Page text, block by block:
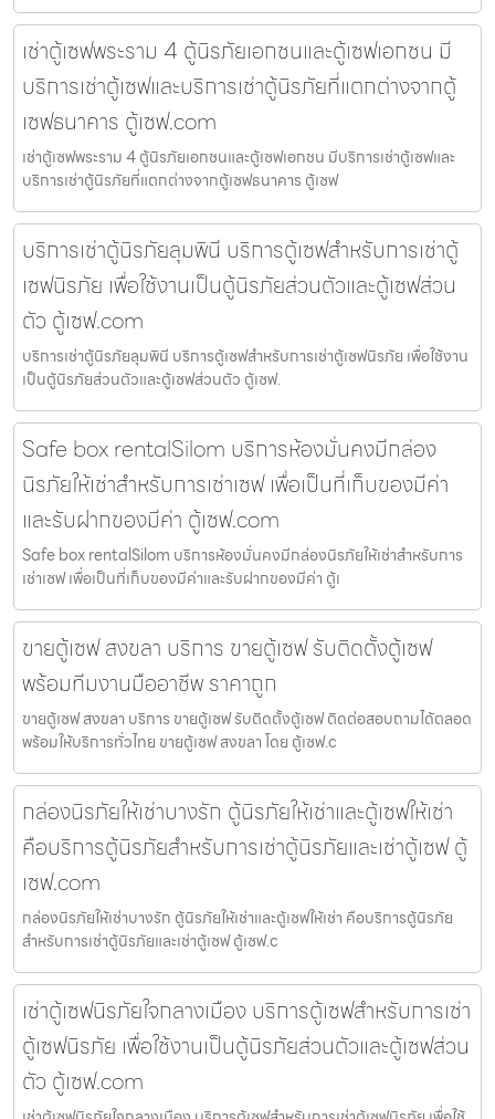
เช่าตู้เซฟพระราม 4 ตู้นิรภัยเอกชนและตู้เซฟเอกชน มี
บริการเช่าตู้เซฟและบริการเช่าตู้นิรภัยที่แตกต่างจากตู้
เซฟธนาคาร ตู้เซฟ.com
เช่าตู้เซฟพระราม 4 ตู้นิรภัยเอกชนและตู้เซฟเอกชน มีบริการเช่าตู้เซฟและ
บริการเช่าตู้นิรภัยที่แตกต่างจากตู้เซฟธนาคาร ตู้เซฟ
บริการเช่าตู้นิรภัยลุมพินี บริการตู้เซฟสำหรับการเช่าตู้
เซฟนิรภัย เพื่อใช้งานเป็นตู้นิรภัยส่วนตัวและตู้เซฟส่วน
ตัว ตู้เซฟ.com
บริการเช่าตู้นิรภัยลุมพินี บริการตู้เซฟสำหรับการเช่าตู้เซฟนิรภัย เพื่อใช้งาน
เป็นตู้นิรภัยส่วนตัวและตู้เซฟส่วนตัว ตู้เซฟ.
Safe box rentalSilom บริการห้องมั่นคงมีกล่อง
นิรภัยให้เช่าสำหรับการเช่าเซฟ เพื่อเป็นที่เก็บของมีค่า
และรับฝากของมีค่า ตู้เซฟ.com
Safe box rentalSilom บริการห้องมั่นคงมีกล่องนิรภัยให้เช่าสำหรับการ
เช่าเซฟ เพื่อเป็นที่เก็บของมีค่าและรับฝากของมีค่า ตู้เ
ขายตู้เซฟ สงขลา บริการ ขายตู้เซฟ รับติดตั้งตู้เซฟ
พร้อมทีมงานมืออาชีพ ราคาถูก
ขายตู้เซฟ สงขลา บริการ ขายตู้เซฟ รับติดตั้งตู้เซฟ ติดต่อสอบถามได้ตลอด
พร้อมให้บริการทั่วไทย ขายตู้เซฟ สงขลา โดย ตู้เซฟ.c
กล่องนิรภัยให้เช่าบางรัก ตู้นิรภัยให้เช่าและตู้เซฟให้เช่า
คือบริการตู้นิรภัยสำหรับการเช่าตู้นิรภัยและเช่าตู้เซฟ ตู้
เซฟ.com
กล่องนิรภัยให้เช่าบางรัก ตู้นิรภัยให้เช่าและตู้เซฟให้เช่า คือบริการตู้นิรภัย
สำหรับการเช่าตู้นิรภัยและเช่าตู้เซฟ ตู้เซฟ.c
เช่าตู้เซฟนิรภัยใจกลางเมือง บริการตู้เซฟสำหรับการเช่า
ตู้เซฟนิรภัย เพื่อใช้งานเป็นตู้นิรภัยส่วนตัวและตู้เซฟส่วน
ตัว ตู้เซฟ.com